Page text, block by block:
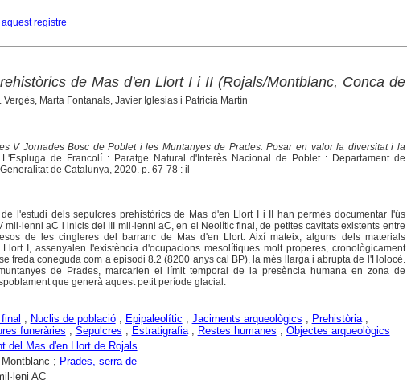
registre
de Mas d'en Llort I i II (Rojals/Montblanc, Conca de
Vergès, Marta Fontanals, Javier Iglesias i Patricia Martín
V Jornades Bosc de Poblet i les Muntanyes de Prades. Posar en valor la diversitat i la
L'Espluga de Francolí : Paratge Natural d'Interès Nacional de Poblet : Departament de
de Catalunya, 2020. p. 67-78 : il
l'estudi dels sepulcres prehistòrics de Mas d'en Llort I i II han permès documentar l'ús
mil·lenni aC i inicis del III mil·lenni aC, en el Neolític final, de petites cavitats existents entre
de les cingleres del barranc de Mas d'en Llort. Així mateix, alguns dels materials
I, assenyalen l'existència d'ocupacions mesolítiques molt properes, cronològicament
freda coneguda com a episodi 8.2 (8200 anys cal BP), la més llarga i abrupta de l'Holocè.
de Prades, marcarien el límit temporal de la presència humana en zona de
que generà aquest petit període glacial.
; Nuclis de població; Epipaleolític ; Jaciments arqueològics ; Prehistòria;
funeràries ; Sepulcres ; Estratigrafia; Restes humanes ; Objectes arqueològics
del Mas d'en Llort de Rojals
; Prades, serra de
AC